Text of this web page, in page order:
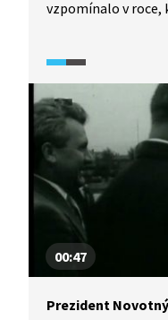
vzpomínalo v roce,
1968.
00:47
Prezident